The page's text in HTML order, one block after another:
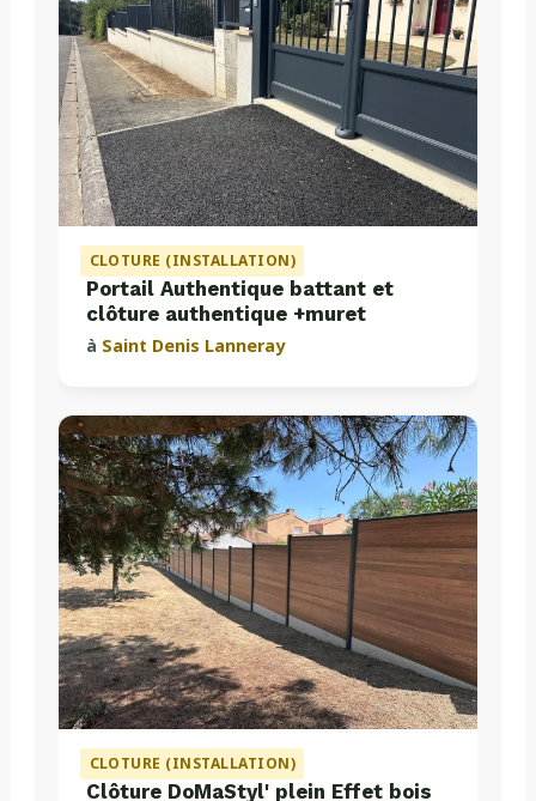
CLOTURE (INSTALLATION)
Portail Authentique battant et
clôture authentique +muret
à Saint Denis Lanneray
CLOTURE (INSTALLATION)
Clôture DoMaStyl' plein Effet bois